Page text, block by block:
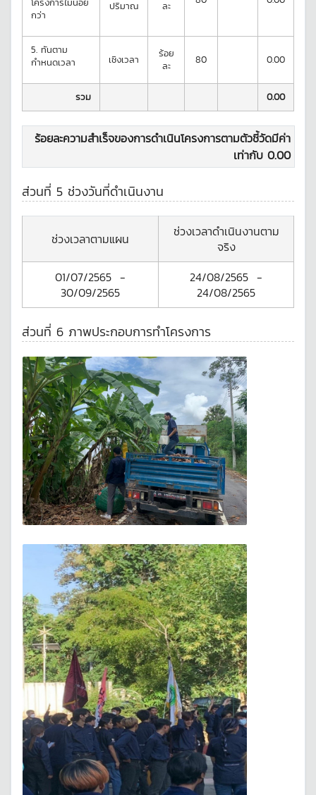
กว่า
ปริมาณ ละ
5. ทันตาม
กำหนดเวลา
เชิงเวลา
ร้อย
ละ
80 0.00
รวม 0.00
ร้อยละความสำเร็จของการดำเนินโครงการตามตัวชี้วัดมีค่า
เท่ากับ 0.00
ส่วนที่ 5 ช่วงวันที่ดำเนินงาน
ช่วงเวลาตามแผน
ช่วงเวลาดำเนินงานตาม
จริง
01/07/2565 -
30/09/2565
24/08/2565 -
24/08/2565
ส่วนที่ 6 ภาพประกอบการทำโครงการ